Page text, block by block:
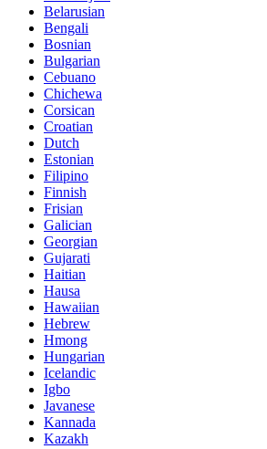
Belarusian
Bengali
Bosnian
Bulgarian
Cebuano
Chichewa
Corsican
Croatian
Dutch
Estonian
Filipino
Finnish
Frisian
Galician
Georgian
Gujarati
Haitian
Hausa
Hawaiian
Hebrew
Hmong
Hungarian
Icelandic
Igbo
Javanese
Kannada
Kazakh